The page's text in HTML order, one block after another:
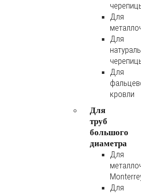
Для
Для
Для
кровли
Для
труб
большого
диаметра
Для
Для